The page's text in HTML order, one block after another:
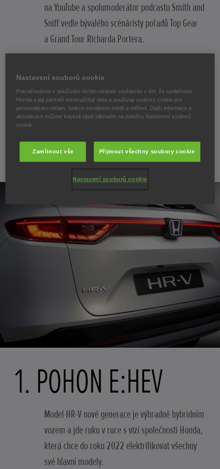
na YouTube a spolumoderátor podcastu Smith and
Sniff vedle bývalého scénáristy pořadů Top Gear
a Grand Tour Richarda Portera.
funkce zbrusu nového modelu HR-V.
ZPĚT
1. POHON E:HEV
Model HR-V nové generace je výhradně hybridním
vozem a jde ruku v ruce s vizí společnosti Honda,
která chce do roku 2022 elektrifikovat všechny
své hlavní modely.
Nastavení souborů cookie
Pokračováním v používání těchto stránek souhlasíte s tím, že společnost
Honda a její partneři shromažďují data a používají soubory cookie pro
personalizaci reklam, funkce sociálních médií a měření. Další informace a
aktualizace můžete kdykoli zjistit kliknutím na položku Nastavení souborů
cookie
Zamítnout vše Přijmout všechny soubory cookie
Nastavení souborů cookie